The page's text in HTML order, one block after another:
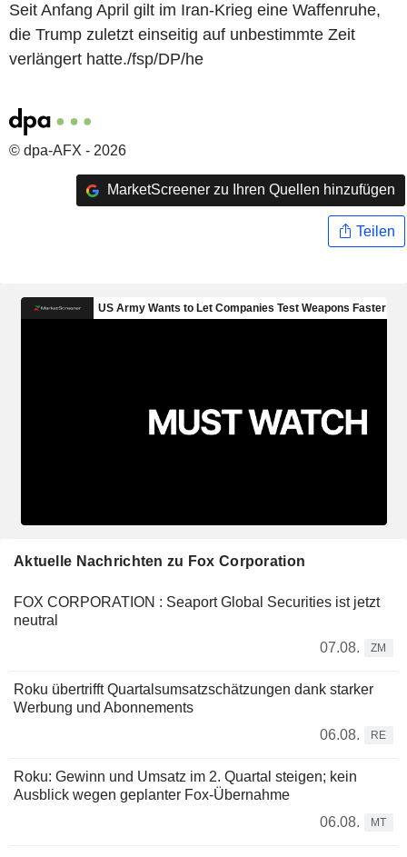
Seit Anfang April gilt im Iran-Krieg eine Waffenruhe,
die Trump zuletzt einseitig auf unbestimmte Zeit
verlängert hatte./fsp/DP/he
© dpa-AFX - 2026
MarketScreener zu Ihren Quellen hinzufügen
Teilen
Aktuelle Nachrichten zu Fox Corporation
FOX CORPORATION : Seaport Global Securities ist jetzt
neutral
07.08.
ZM
Roku übertrifft Quartalsumsatzschätzungen dank starker
Werbung und Abonnements
06.08.
RE
Roku: Gewinn und Umsatz im 2. Quartal steigen; kein
Ausblick wegen geplanter Fox-Übernahme
06.08.
MT